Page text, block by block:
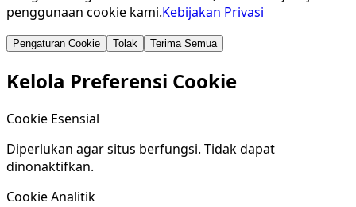
penggunaan cookie kami.Kebijakan Privasi
Pengaturan Cookie Tolak Terima Semua
Kelola Preferensi Cookie
Cookie Esensial
Diperlukan agar situs berfungsi. Tidak dapat
dinonaktifkan.
Cookie Analitik